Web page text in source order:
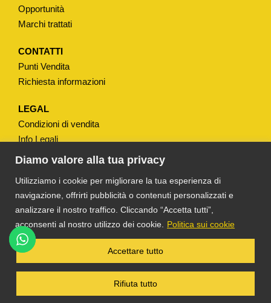
Diamo valore alla tua privacy
Utilizziamo i cookie per migliorare la tua esperienza di
navigazione, offrirti pubblicità o contenuti personalizzati e
analizzare il nostro traffico. Cliccando “Accetta tutti”,
acconsenti al nostro utilizzo dei cookie.
Politica sui cookie
Rifiuta tutto
Accettare tutto
à
Opportunità
Marchi trattati
CONTATTI
Punti Vendita
Richiesta informazioni
LEGAL
Condizioni di vendita
Info Legali
Note Legali
TS DACOM
S.R.L. UNIPERSONALE P. IVA
03055900231 © COPYRIGHT 2025 TUTTI I